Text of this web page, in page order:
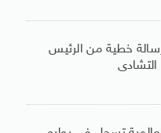
خطية من الرئيس